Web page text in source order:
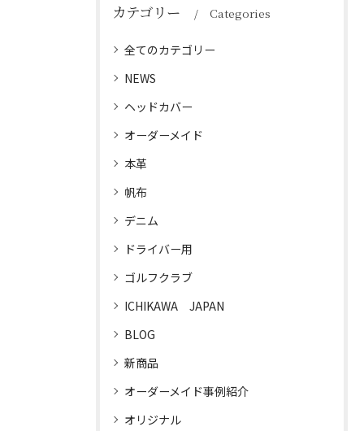
カテゴリー Categories
全てのカテゴリー
NEWS
ヘッドカバー
オーダーメイド
本革
帆布
デニム
ドライバー用
ゴルフクラブ
ICHIKAWA JAPAN
BLOG
新商品
オーダーメイド事例紹介
オリジナル